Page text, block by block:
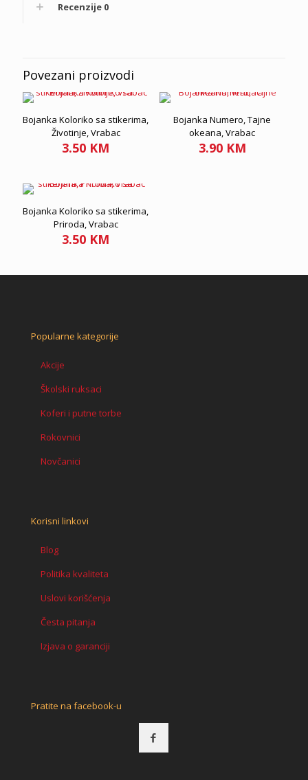
Recenzije 0
Povezani proizvodi
Bojanka Koloriko sa stikerima,
Životinje, Vrabac
3.50 KM
Bojanka Numero, Tajne
okeana, Vrabac
3.90 KM
Bojanka Koloriko sa stikerima,
Priroda, Vrabac
3.50 KM
Popularne kategorije
Akcije
Školski ruksaci
Koferi i putne torbe
Rokovnici
Novčanici
Korisni linkovi
Blog
Politika kvaliteta
Uslovi korišćenja
Česta pitanja
Izjava o garanciji
Pratite na facebook-u